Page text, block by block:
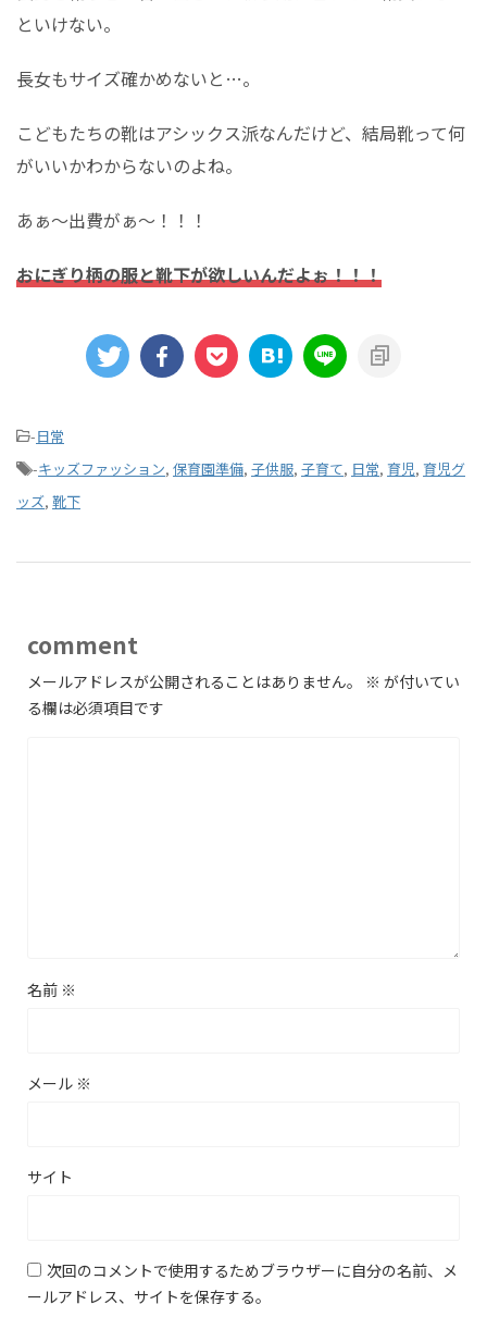
といけない。
長女もサイズ確かめないと…。
こどもたちの靴はアシックス派なんだけど、結局靴って何
がいいかわからないのよね。
あぁ～出費がぁ～！！！
おにぎり柄の服と靴下が欲しいんだよぉ！！！
-日常
-キッズファッション, 保育園準備, 子供服, 子育て, 日常, 育児, 育児グ
ッズ, 靴下
comment
メールアドレスが公開されることはありません。 ※ が付いてい
る欄は必須項目です
名前 ※
メール ※
サイト
次回のコメントで使用するためブラウザーに自分の名前、メ
ールアドレス、サイトを保存する。